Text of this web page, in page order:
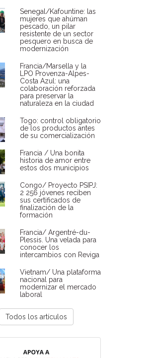
Senegal/Kafountine: las
mujeres que ahúman
pescado, un pilar
resistente de un sector
pesquero en busca de
modernización
Francia/Marsella y la
LPO Provenza-Alpes-
Costa Azul: una
colaboración reforzada
para preservar la
naturaleza en la ciudad
Togo: control obligatorio
de los productos antes
de su comercialización
Francia / Una bonita
historia de amor entre
estos dos municipios
Congo/ Proyecto PSIPJ:
2 256 jóvenes reciben
sus certificados de
finalización de la
formación
Francia/ Argentré-du-
Plessis. Una velada para
conocer los
intercambios con Reviga
Vietnam/ Una plataforma
nacional para
modernizar el mercado
laboral
Todos los artículos